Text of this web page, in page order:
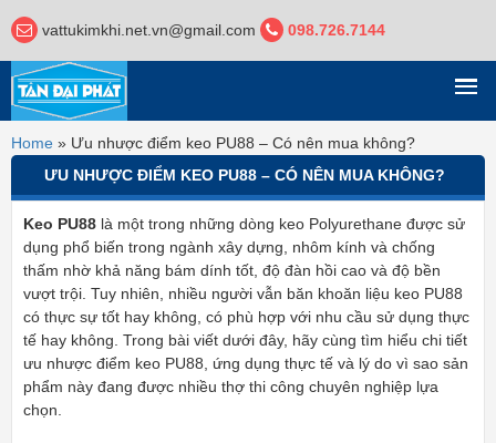
vattukimkhi.net.vn@gmail.com 098.726.7144
DANH MỤC
Home » Ưu nhược điểm keo PU88 – Có nên mua không?
ƯU NHƯỢC ĐIỂM KEO PU88 – CÓ NÊN MUA KHÔNG?
Keo PU88 là một trong những dòng keo Polyurethane được sử
dụng phổ biến trong ngành xây dựng, nhôm kính và chống
thấm nhờ khả năng bám dính tốt, độ đàn hồi cao và độ bền
vượt trội. Tuy nhiên, nhiều người vẫn băn khoăn liệu keo PU88
có thực sự tốt hay không, có phù hợp với nhu cầu sử dụng thực
tế hay không. Trong bài viết dưới đây, hãy cùng tìm hiểu chi tiết
ưu nhược điểm keo PU88, ứng dụng thực tế và lý do vì sao sản
phẩm này đang được nhiều thợ thi công chuyên nghiệp lựa
chọn.